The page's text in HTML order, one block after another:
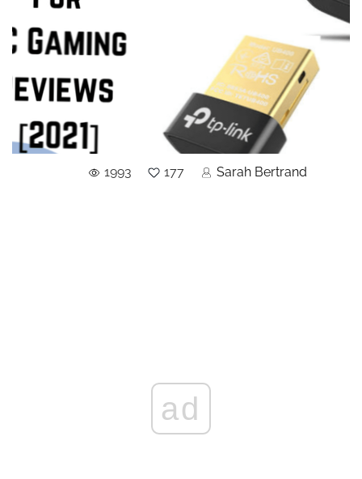
1993 177 Sarah Bertrand
ad